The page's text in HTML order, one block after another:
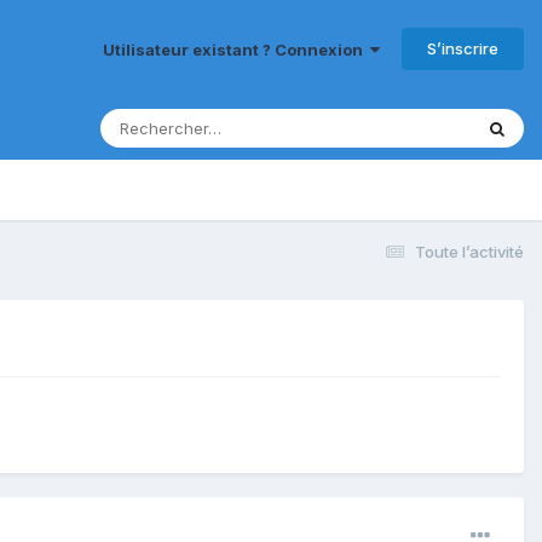
Utilisateur existant ? Connexion S’inscrire
Toute l’activité